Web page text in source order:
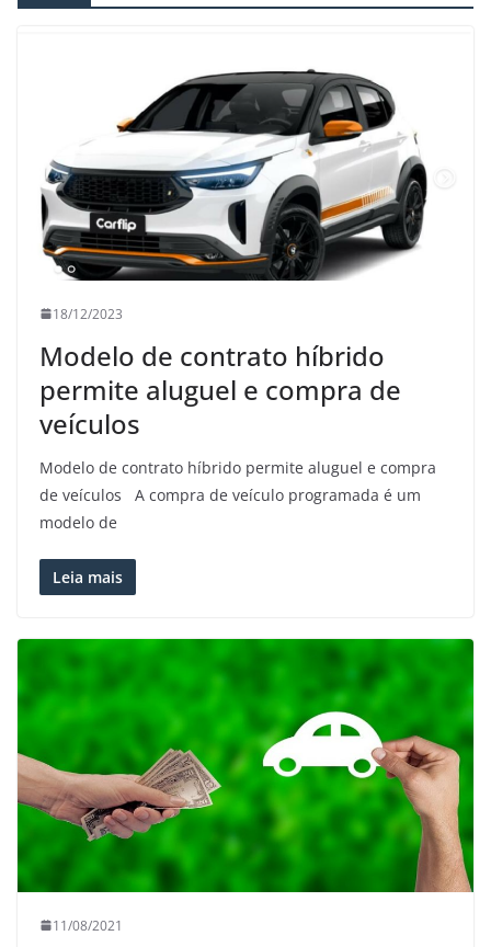
18/12/2023
Modelo de contrato híbrido
permite aluguel e compra de
veículos
Modelo de contrato híbrido permite aluguel e compra
de veículos A compra de veículo programada é um
modelo de
Leia mais
11/08/2021